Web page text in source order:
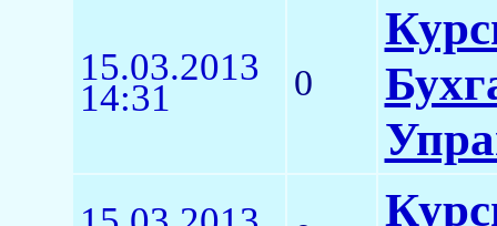
15.03.2013
14:31 0